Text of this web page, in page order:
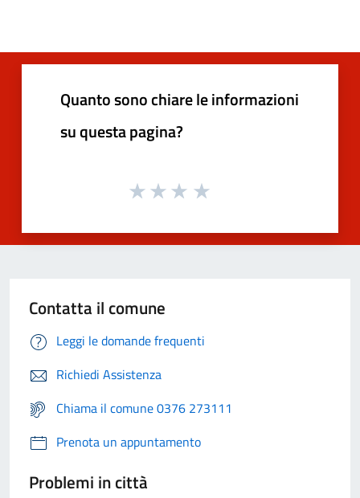
Quanto sono chiare le informazioni
su questa pagina?
Contatta il comune
Leggi le domande frequenti
Richiedi Assistenza
Chiama il comune 0376 273111
Prenota un appuntamento
Problemi in città